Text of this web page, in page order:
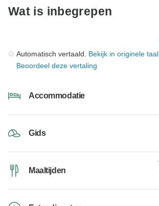
Wat is inbegrepen
Automatisch vertaald. Bekijk in originele taal
Beoordeel deze vertaling
Accommodatie
Gids
Maaltijden